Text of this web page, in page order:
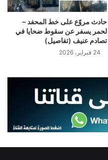
حادث مروّع على خط المحفد –
لحمر يسفر عن سقوط ضحايا في
تصادم عنيف (تفاصيل)
24 فبراير، 2026